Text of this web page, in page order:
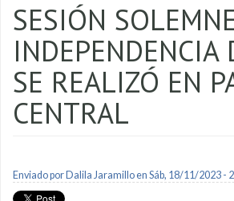
SESIÓN
INDEPENDENCIA
SE REALIZÓ EN
CENTRAL
Enviado por Dalila Jaramilloen Sáb, 18/11/2023 -